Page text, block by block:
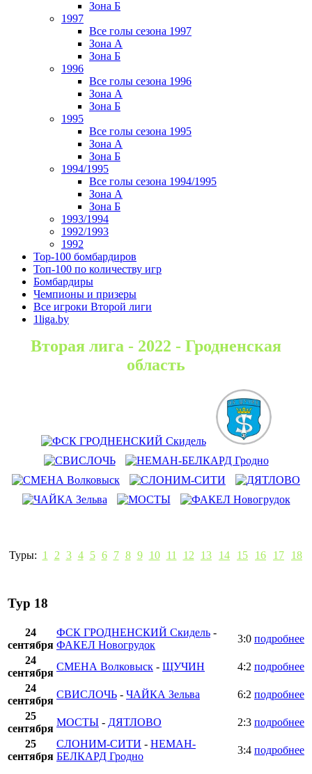
Зона Б
1997
Все голы сезона 1997
Зона А
Зона Б
1996
Все голы сезона 1996
Зона А
Зона Б
1995
Все голы сезона 1995
Зона А
Зона Б
1994/1995
Все голы сезона 1994/1995
Зона А
Зона Б
1993/1994
1992/1993
1992
Top-100 бомбардиров
Топ-100 по количеству игр
Бомбардиры
Чемпионы и призеры
Все игроки Второй лиги
1liga.by
Вторая лига - 2022 - Гродненская
область
Туры: 1 2 3 4 5 6 7 8 9 10 11 12 13 14 15 16 17 18
Тур 18
24
сентября
ФСК ГРОДНЕНСКИЙ Скидель -
ФАКЕЛ Новогрудок
3:0 подробнее
24
сентября
СМЕНА Волковыск - ЩУЧИН 4:2 подробнее
24
сентября
СВИСЛОЧЬ - ЧАЙКА Зельва 6:2 подробнее
25
сентября
МОСТЫ - ДЯТЛОВО 2:3 подробнее
25
сентября
СЛОНИМ-СИТИ - НЕМАН-
БЕЛКАРД Гродно
3:4 подробнее